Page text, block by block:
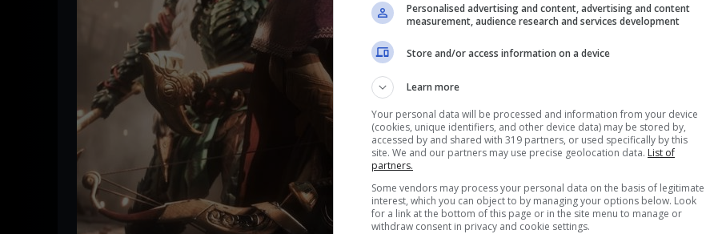
Personalised advertising and content, advertising and content
measurement, audience research and services development
Store and/or access information on a device
Learn more
Your personal data will be processed and information from your device
(cookies, unique identifiers, and other device data) may be stored by,
accessed by and shared with 319 partners, or used specifically by this
site. We and our partners may use precise geolocation data. List of
partners.
Some vendors may process your personal data on the basis of legitimate
interest, which you can object to by managing your options below. Look
for a link at the bottom of this page or in the site menu to manage or
withdraw consent in privacy and cookie settings.